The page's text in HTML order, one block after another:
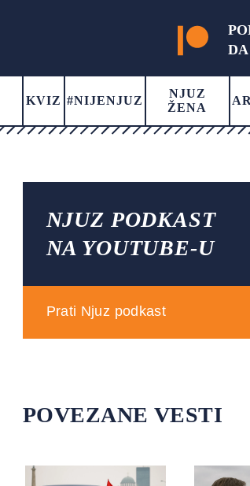
KVIZ #NIJENJUZ
NJUZ
ŽENA
NJUZ PODKAST
NA YOUTUBE-U
Prati Njuz podkast
POVEZANE VESTI